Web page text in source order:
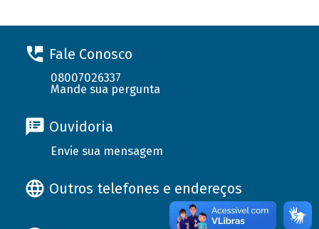
Fale Conosco
08007026337
Mande sua pergunta
Ouvidoria
Envie sua mensagem
Outros telefones e endereços